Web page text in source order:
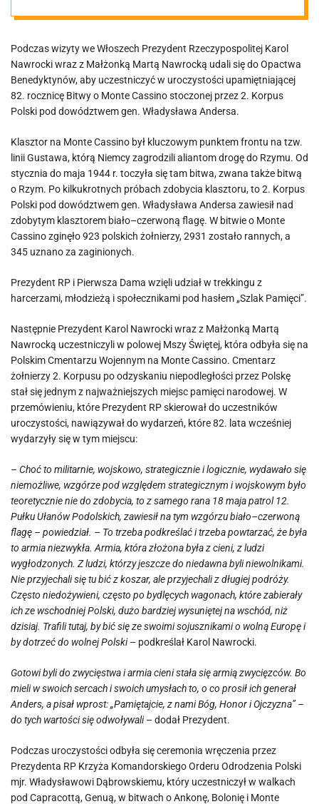
Podczas wizyty we Włoszech Prezydent Rzeczypospolitej Karol
Nawrocki wraz z Małżonką Martą Nawrocką udali się do Opactwa
Benedyktynów, aby uczestniczyć w uroczystości upamiętniającej
82. rocznicę Bitwy o Monte Cassino stoczonej przez 2. Korpus
Polski pod dowództwem gen. Władysława Andersa.
Klasztor na Monte Cassino był kluczowym punktem frontu na tzw.
linii Gustawa, którą Niemcy zagrodzili aliantom drogę do Rzymu. Od
stycznia do maja 1944 r. toczyła się tam bitwa, zwana także bitwą
o Rzym. Po kilkukrotnych próbach zdobycia klasztoru, to 2. Korpus
Polski pod dowództwem gen. Władysława Andersa zawiesił nad
zdobytym klasztorem biało–czerwoną flagę. W bitwie o Monte
Cassino zginęło 923 polskich żołnierzy, 2931 zostało rannych, a
345 uznano za zaginionych.
Prezydent RP i Pierwsza Dama wzięli udział w trekkingu z
harcerzami, młodzieżą i społecznikami pod hasłem „Szlak Pamięci”.
Następnie Prezydent Karol Nawrocki wraz z Małżonką Martą
Nawrocką uczestniczyli w polowej Mszy Świętej, która odbyła się na
Polskim Cmentarzu Wojennym na Monte Cassino. Cmentarz
żołnierzy 2. Korpusu po odzyskaniu niepodległości przez Polskę
stał się jednym z najważniejszych miejsc pamięci narodowej. W
przemówieniu, które Prezydent RP skierował do uczestników
uroczystości, nawiązywał do wydarzeń, które 82. lata wcześniej
wydarzyły się w tym miejscu:
– Choć to militarnie, wojskowo, strategicznie i logicznie, wydawało się
niemożliwe, wzgórze pod względem strategicznym i wojskowym było
teoretycznie nie do zdobycia, to z samego rana 18 maja patrol 12.
Pułku Ułanów Podolskich, zawiesił na tym wzgórzu biało–czerwoną
flagę – powiedział. – To trzeba podkreślać i trzeba powtarzać, że była
to armia niezwykła. Armia, która złożona była z cieni, z ludzi
wygłodzonych. Z ludzi, którzy jeszcze do niedawna byli niewolnikami.
Nie przyjechali się tu bić z koszar, ale przyjechali z długiej podróży.
Często niedożywieni, często po bydlęcych wagonach, które zabierały
ich ze wschodniej Polski, dużo bardziej wysuniętej na wschód, niż
dzisiaj. Trafili tutaj, by bić się ze swoimi sojusznikami o wolną Europę i
by dotrzeć do wolnej Polski– podkreślał Karol Nawrocki.
Gotowi byli do zwycięstwa i armia cieni stała się armią zwycięzców. Bo
mieli w swoich sercach i swoich umysłach to, o co prosił ich generał
Anders, a pisał wprost: „Pamiętajcie, z nami Bóg, Honor i Ojczyzna” –
do tych wartości się odwoływali– dodał Prezydent.
Podczas uroczystości odbyła się ceremonia wręczenia przez
Prezydenta RP Krzyża Komandorskiego Orderu Odrodzenia Polski
mjr. Władysławowi Dąbrowskiemu, który uczestniczył w walkach
pod Capracottą, Genuą, w bitwach o Ankonę, Bolonię i Monte